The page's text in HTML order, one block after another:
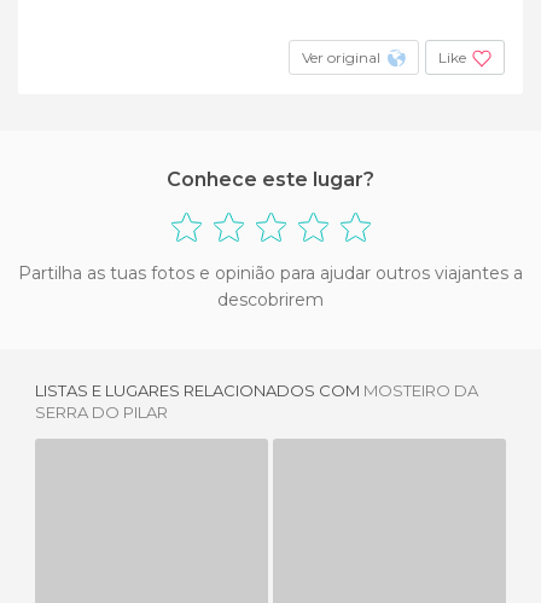
Ver original Like
Conhece este lugar?
Partilha as tuas fotos e opinião para ajudar outros viajantes a
descobrirem
LISTAS E LUGARES RELACIONADOS COM MOSTEIRO DA
SERRA DO PILAR